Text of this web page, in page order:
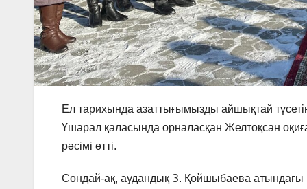
Ел тарихында азаттығымызды айшықтай
Үшарал қаласында орналасқан Желтоқсан
рәсімі өтті.
Сондай-ақ, аудандық З. Қойшыбаева атындағы